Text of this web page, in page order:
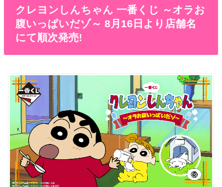
クレヨンしんちゃん 一番くじ ～オラお
腹いっぱいだゾ～ 8月16日より店舗名
にて順次発売!